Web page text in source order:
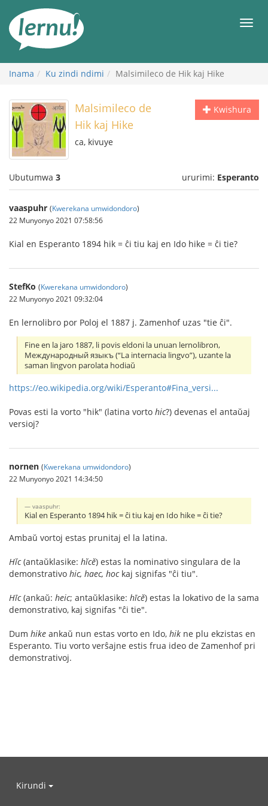
rupapuro
rw'ibirimwo
Inama Ku zindi ndimi Malsimileco de Hik kaj Hike
Kwishura
Malsimileco de
Hik kaj Hike
ca, kivuye
Ubutumwa 3 ururimi: Esperanto
vaaspuhr (Kwerekana umwidondoro)
22 Munyonyo 2021 07:58:56
Kial en Esperanto 1894 hik = ĉi tiu kaj en Ido hike = ĉi tie?
StefKo (Kwerekana umwidondoro)
22 Munyonyo 2021 09:32:04
En lernolibro por Poloj el 1887 j. Zamenhof uzas "tie ĉi".
Fine en la jaro 1887, li povis eldoni la unuan lernolibron,
Международный языкъ (“La internacia lingvo”), uzante la
saman lingvon parolata hodiaŭ
https://eo.wikipedia.org/wiki/Esperanto#Fina_versi...
Povas esti la vorto "hik" (latina vorto hic?) devenas el antaŭaj
versioj?
nornen (Kwerekana umwidondoro)
22 Munyonyo 2021 14:34:50
vaaspuhr:
Kial en Esperanto 1894 hik = ĉi tiu kaj en Ido hike = ĉi tie?
Ambaŭ vortoj estas prunitaj el la latina.
Hĭc(antaŭklasike: hĭcĕ) estas la nominativo singulara de la
demonstrativo hic, haec, hockaj signifas "ĉi tiu".
Hīc(ankaŭ: heic; antaŭklasike: hīcĕ) estas la lokativo de la sama
demonstrativo, kaj signifas "ĉi tie".
Dum hike ankaŭ nun estas vorto en Ido, hik ne plu ekzistas en
Esperanto. Tiu vorto verŝajne estis frua ideo de Zamenhof pri
demonstrativoj.
Kirundi